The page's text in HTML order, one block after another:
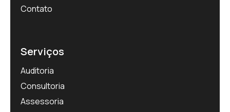
Contato
Serviços
Auditoria
Consultoria
Assessoria